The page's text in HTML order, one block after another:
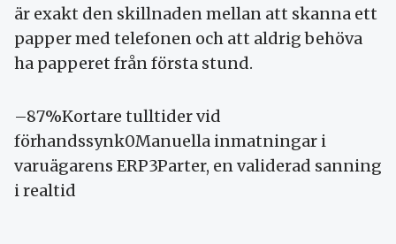
är exakt den skillnaden mellan att skanna ett
papper med telefonen och att aldrig behöva
ha papperet från första stund.
–87%Kortare tulltider vid
förhandssynk0Manuella inmatningar i
varuägarens ERP3Parter, en validerad sanning
i realtid